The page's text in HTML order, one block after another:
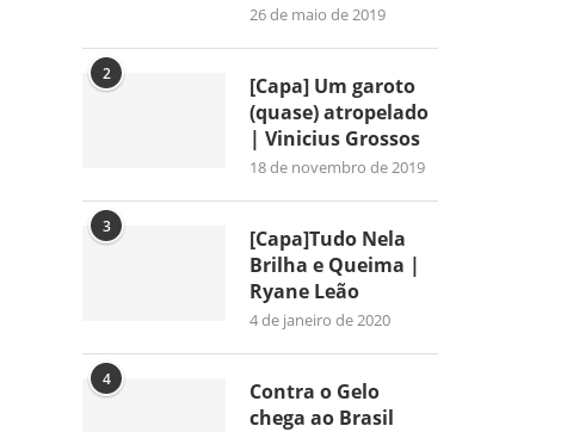
26 de maio de 2019
2
[Capa] Um garoto
(quase) atropelado
| Vinicius Grossos
18 de novembro de 2019
3
[Capa]Tudo Nela
Brilha e Queima |
Ryane Leão
4 de janeiro de 2020
4
Contra o Gelo
chega ao Brasil